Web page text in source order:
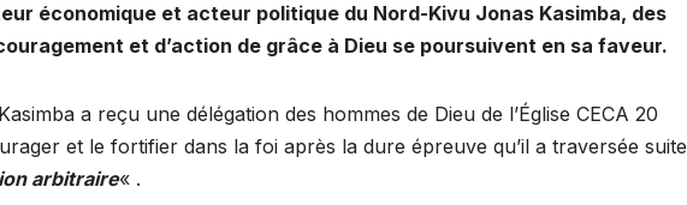
économique et acteur politique du Nord-Kivu Jonas Kasimba, des
et d’action de grâce à Dieu se poursuivent en sa faveur.
a reçu une délégation des hommes de Dieu de l’Église CECA 20
et le fortifier dans la foi après la dure épreuve qu’il a traversée
arbitraire« .